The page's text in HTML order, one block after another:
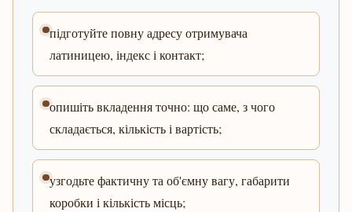
підготуйте повну адресу отримувача
латиницею, індекс і контакт;
опишіть вкладення точно: що саме, з чого
складається, кількість і вартість;
узгодьте фактичну та об'ємну вагу, габарити
коробки і кількість місць;